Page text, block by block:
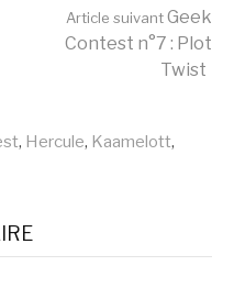
Article suivantGeek
Contest n°7 : Plot
Twist
, Hercule, Kaamelott,